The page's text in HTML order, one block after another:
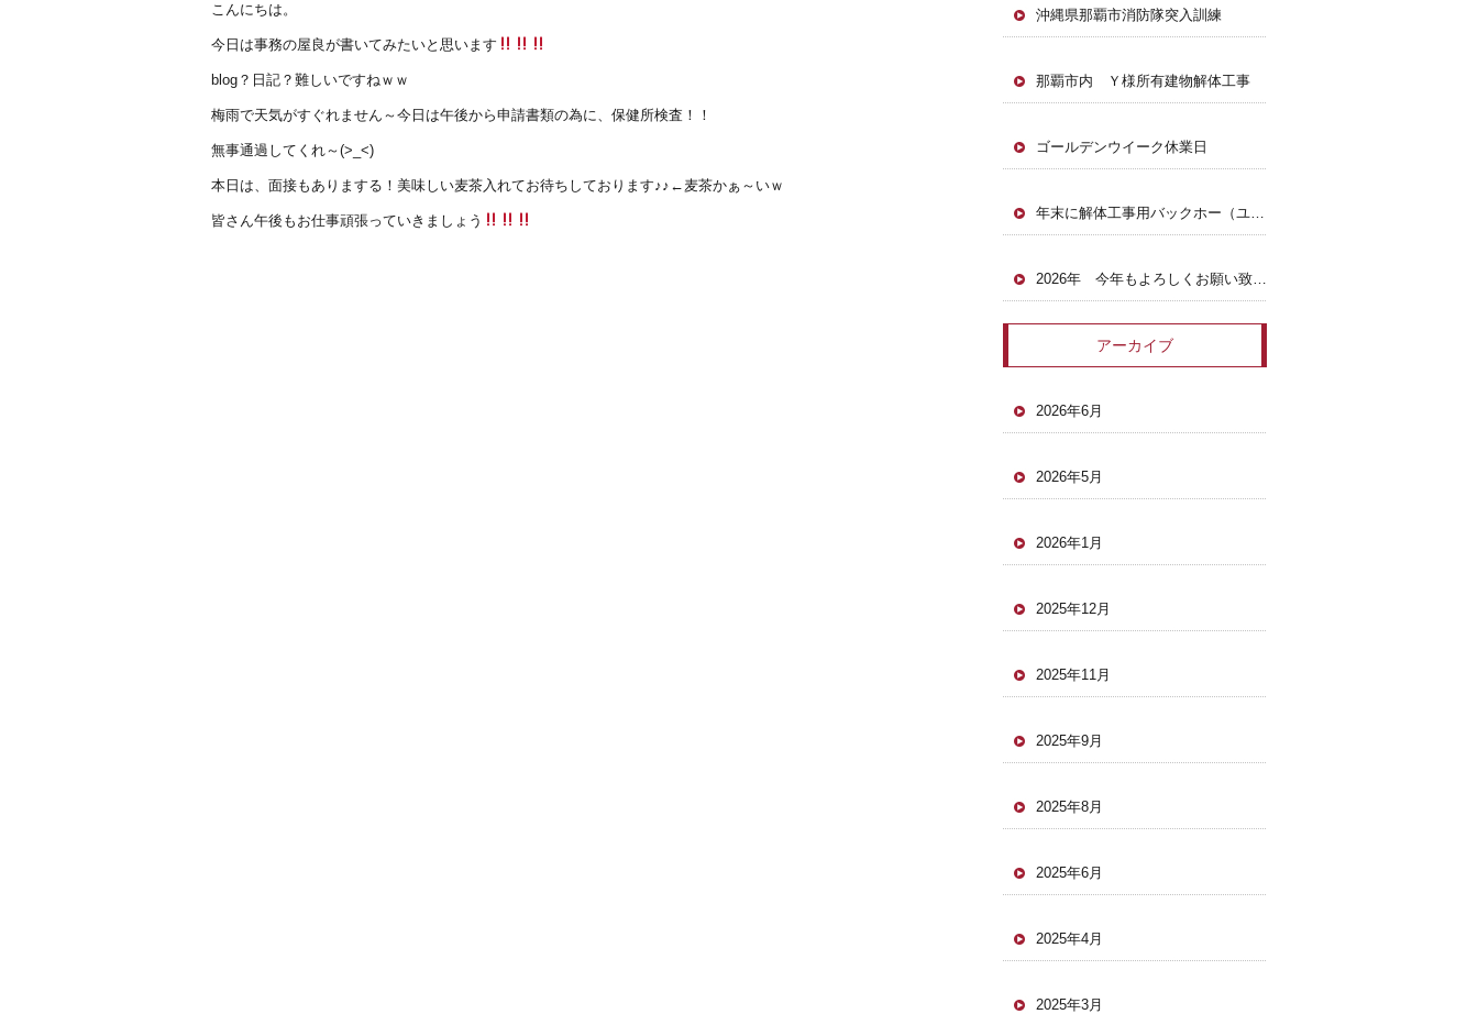
こんにちは。
今日は事務の屋良が書いてみたいと思います
blog？日記？難しいですねｗｗ
梅雨で天気がすぐれません～今日は午後から申請書類の為に、保健所検査！！
無事通過してくれ～(>_<)
本日は、面接もありまする！美味しい麦茶入れてお待ちしております♪♪←麦茶かぁ～いｗ
皆さん午後もお仕事頑張っていきましょう
沖縄県那覇市消防隊突入訓練
那覇市内 Ｙ様所有建物解体工事
ゴールデンウイーク休業日
年末に解体工事用バックホー（ユンボ）がヤードに戻ってきました。
2026年 今年もよろしくお願い致します。
アーカイブ
2026年6月
2026年5月
2026年1月
2025年12月
2025年11月
2025年9月
2025年8月
2025年6月
2025年4月
2025年3月